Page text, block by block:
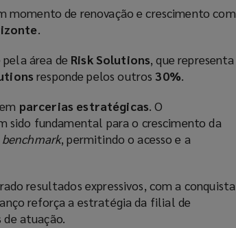
de renovação e crescimento com
.
área de Risk Solutions, que representa
responde pelos outros 30%.
parcerias estratégicas. O
sido fundamental para o crescimento da
benchmark, permitindo o acesso e a
resultados expressivos, com a conquista
reforça a estratégia da filial de
atuação.